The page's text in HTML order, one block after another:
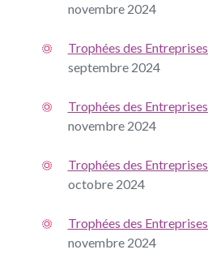
novembre 2024
Trophées des
septembre 2024
Trophées des
novembre 2024
Trophées des
octobre 2024
Trophées des
novembre 2024